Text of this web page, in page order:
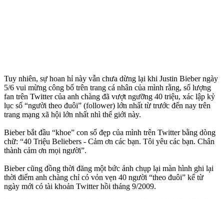
Tuy nhiên, sự hoan hỉ này vẫn chưa dừng lại khi Justin Bieber ngày
5/6 vui mừng công bố trên trang cá nhân của mình rằng, số lượng
fan trên Twitter của anh chàng đã vượt ngưỡng 40 triệu, xác lập kỷ
lục số “người theo đuôi” (follower) lớn nhất từ trước đến nay trên
trang mạng xã hội lớn nhất nhì thế giới này.
Bieber bắt đầu “khoe” con số đẹp của mình trên Twitter bằng dòng
chữ: “40 Triệu Beliebers - Cảm ơn các bạn. Tôi yêu các bạn. Chân
thành cảm ơn mọi người”.
Bieber cũng đồng thời đăng một bức ảnh chụp lại màn hình ghi lại
thời điểm anh chàng chỉ có vỏn vẹn 40 người “theo đuôi” kể từ
ngày mới có tài khoản Twitter hồi tháng 9/2009.